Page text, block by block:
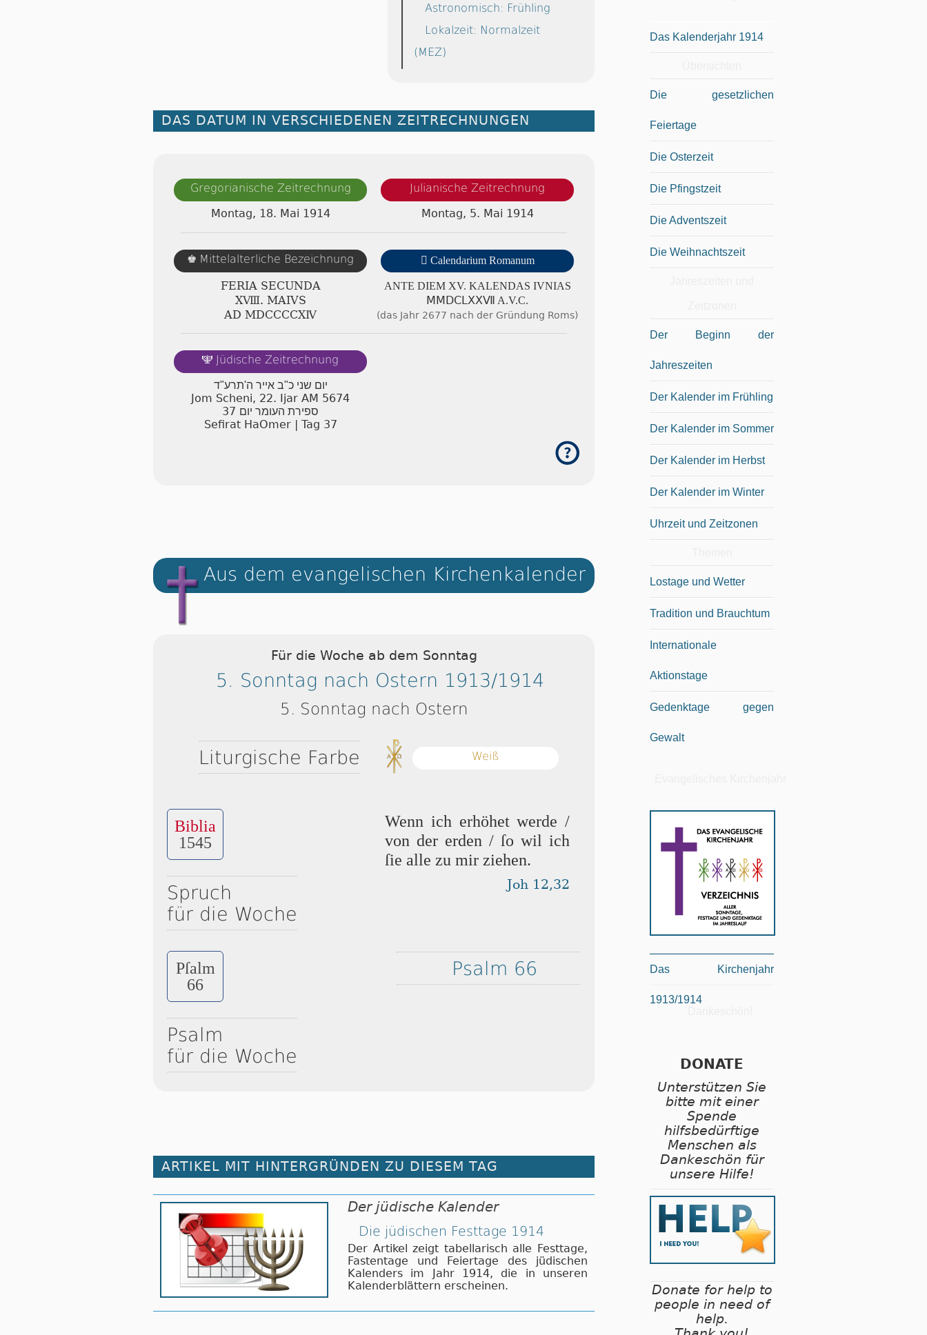
Astronomisch: Frühling
Lokalzeit: Normalzeit
(MEZ)
DAS DATUM IN VERSCHIEDENEN ZEITRECHNUNGEN
Gregorianische Zeitrechnung
Montag, 18. Mai 1914
Julianische Zeitrechnung
Montag, 5. Mai 1914
♚ Mittelalterliche Bezeichnung
FERIA SECUNDA
ⅩⅧ. MAIVS
AD ⅯⅮⅭⅭⅭⅭⅩⅣ
 Calendarium Romanum
ANTE DIEM XV. KA­LEN­DAS IVNIAS
ⅯⅯⅮⅭⅬⅩⅩⅦ A.V.C.
(das Jahr 2677 nach der Gründung Roms)
🕎 Jüdische Zeitrechnung
יום שני כ"ב אייר ה'תרע"ד
Jom Scheni, 22. Ijar AM 5674
37 ספירת העומר יום
Sefirat HaOmer | Tag 37
Aus dem evangelischen Kirchenkalender
Für die Woche ab dem Sonntag
5. Sonntag nach Ostern 1913/1914
5. Sonntag nach Ostern
Liturgische Farbe Weiß
Biblia
1545
Spruch
für die Woche
Wenn ich erhöhet wer­de /
von der erden / ſo wil ich
ſie alle zu mir ziehen.
Joh 12,32
Pſalm
66
Psalm
für die Woche
Psalm 66
ARTIKEL MIT HINTERGRÜNDEN ZU DIESEM TAG
Der jüdische Kalender
Die jüdischen Festtage 1914
Der Artikel zeigt tabellarisch alle Festtage,
Fastentage und Feiertage des jüdischen
Kalenders im Jahr 1914, die in unseren
Kalenderblättern erscheinen.
Das Kalenderjahr 1914
Die gesetzlichen
Feiertage
Die Osterzeit
Die Pfingstzeit
Die Adventszeit
Die Weihnachtszeit
Der Beginn der
Jahreszeiten
Der Kalender im Frühling
Der Kalender im Sommer
Der Kalender im Herbst
Der Kalender im Winter
Uhrzeit und Zeitzonen
Lostage und Wetter
Tradition und Brauchtum
Internationale
Aktionstage
Gedenktage gegen
Gewalt
Das Kirchenjahr
1913/1914
DONATE
Unterstützen Sie
bitte mit einer
Spende
hilfsbedürftige
Menschen als
Dankeschön für
unsere Hilfe!
Donate for help to
people in need of
help.